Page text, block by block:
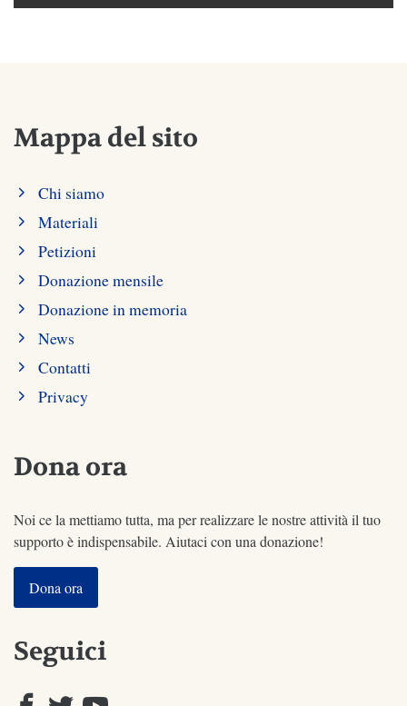
Mappa del sito
Chi siamo
Materiali
Petizioni
Donazione mensile
Donazione in memoria
News
Contatti
Privacy
Dona ora
Noi ce la mettiamo tutta, ma per realizzare le nostre attività il tuo
supporto è indispensabile. Aiutaci con una donazione!
Dona ora
Seguici